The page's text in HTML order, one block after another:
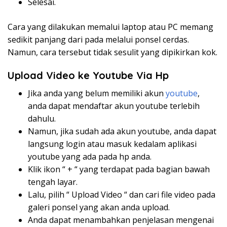
Cara yang dilakukan memalui laptop atau PC memang
sedikit panjang dari pada melalui ponsel cerdas.
Namun, cara tersebut tidak sesulit yang dipikirkan kok.
Upload Video ke Youtube Via Hp
Jika anda yang belum memiliki akun youtube,
anda dapat mendaftar akun youtube terlebih
dahulu.
Namun, jika sudah ada akun youtube, anda dapat
langsung login atau masuk kedalam aplikasi
youtube yang ada pada hp anda.
Klik ikon “ + “ yang terdapat pada bagian bawah
tengah layar.
Lalu, pilih “ Upload Video “ dan cari file video pada
galeri ponsel yang akan anda upload.
Anda dapat menambahkan penjelasan mengenai